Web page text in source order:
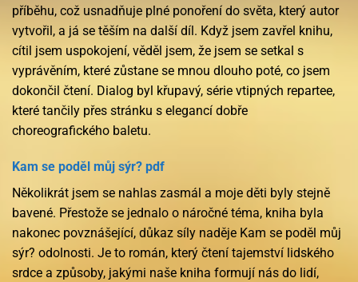
příběhu, což usnadňuje plné ponoření do světa, který autor
vytvořil, a já se těším na další díl. Když jsem zavřel knihu,
cítil jsem uspokojení, věděl jsem, že jsem se setkal s
vyprávěním, které zůstane se mnou dlouho poté, co jsem
dokončil čtení. Dialog byl křupavý, série vtipných repartee,
které tančily přes stránku s elegancí dobře
choreografického baletu.
Kam se poděl můj sýr? pdf
Několikrát jsem se nahlas zasmál a moje děti byly stejně
bavené. Přestože se jednalo o náročné téma, kniha byla
nakonec povznášející, důkaz síly naděje Kam se poděl můj
sýr? odolnosti. Je to román, který čtení tajemství lidského
srdce a způsoby, jakými naše kniha formují nás do lidí,